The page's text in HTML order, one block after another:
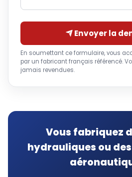
Envoyer la
En soumettant ce formulaire, vous
par un fabricant français référencé.
jamais revendues.
Vous fabriquez
hydrauliques ou